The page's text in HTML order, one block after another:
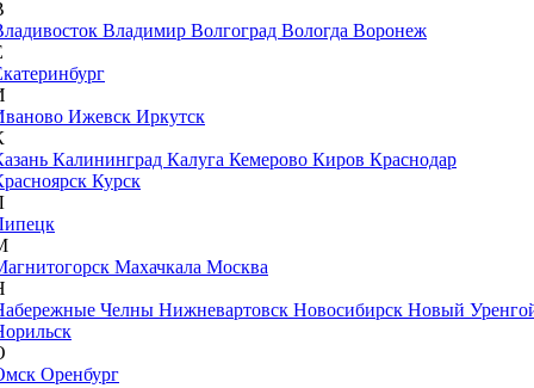
Владимир Волгоград Вологда Воронеж
Ижевск Иркутск
Калининград Калуга Кемерово Киров Краснодар
Курск
Махачкала Москва
Челны Нижневартовск Новосибирск Новый
Оренбург